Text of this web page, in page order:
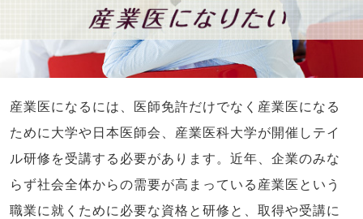
産業医になるには、医師免許だけでなく産業医になる
ために大学や日本医師会、産業医科大学が開催しテイ
ル研修を受講する必要があります。近年、企業のみな
らず社会全体からの需要が高まっている産業医という
職業に就くために必要な資格と研修と、取得や受講に